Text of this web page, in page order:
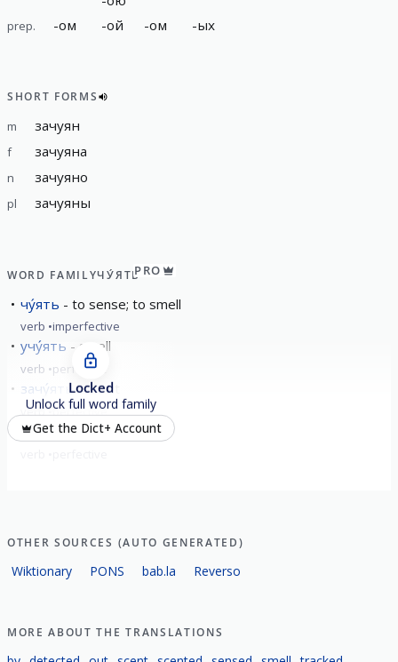
prep. -ом -ой -ом -ых
SHORT FORMS
m зачуян
f зачуяна
n зачуяно
pl зачуяны
WORD FAMILYЧУ́ЯТЬPRO
чу́ять to sense; to smell
verb imperfective
учу́ять smell
verb perfective
зачу́ять scent
verb perfective
почу́ять smell
Locked
Unlock full word family
Get the Dict+ Account
OTHER SOURCES (AUTO GENERATED)
Wiktionary PONS bab.la Reverso
MORE ABOUT THE TRANSLATIONS